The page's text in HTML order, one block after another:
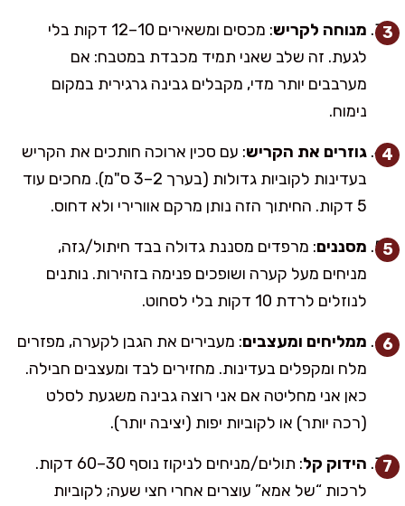
מנוחה לקריש
: מכסים ומשאירים 10–12 דקות בלי
לגעת. זה שלב שאני תמיד מכבדת במטבח: אם
מערבבים יותר מדי, מקבלים גבינה גרגירית במקום
נימוח.
גוזרים את הקריש: עם סכין ארוכה חותכים את הקריש
בעדינות לקוביות גדולות (בערך 2–3 ס"מ). מחכים עוד
5 דקות. החיתוך הזה נותן מרקם אוורירי ולא דחוס.
מסננים: מרפדים מסננת גדולה בבד חיתול/גזה,
מניחים מעל קערה ושופכים פנימה בזהירות. נותנים
לנוזלים לרדת 10 דקות בלי לסחוט.
ממליחים ומעצבים: מעבירים את הגבן לקערה, מפזרים
מלח ומקפלים בעדינות. מחזירים לבד ומעצבים חבילה.
כאן אני מחליטה אם אני רוצה גבינה משגעת לסלט
(רכה יותר) או לקוביות יפות (יציבה יותר).
הידוק קל
: תולים/מניחים לניקוז נוסף 30–60 דקות.
לרכות “של אמא” עוצרים אחרי חצי שעה; לקוביות